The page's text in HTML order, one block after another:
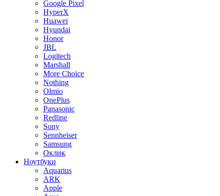
Google Pixel
HyperX
Huawei
Hyundai
Honor
JBL
Logitech
Marshall
More Choice
Nothing
Olmio
OnePlus
Panasonic
Redline
Sony
Sennheiser
Samsung
Оклик
Ноутбуки
Aquarius
ARK
Apple